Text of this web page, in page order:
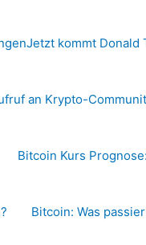
Jetzt kommt Donald
an Krypto-
Bitcoin Kurs
Bitcoin: Was